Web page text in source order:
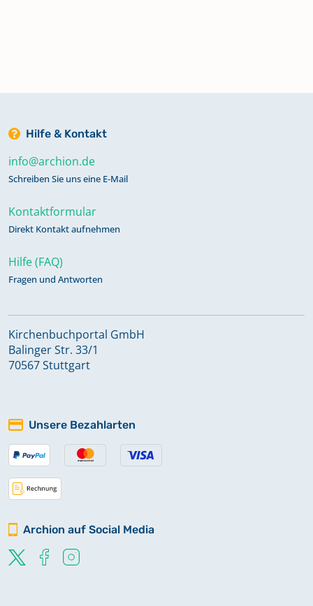
Ueffeln
Vörden
Hilfe & Kontakt
info@archion.de
Schreiben Sie uns eine E-Mail
Kontaktformular
Direkt Kontakt aufnehmen
Hilfe (FAQ)
Fragen und Antworten
Kirchenbuchportal GmbH
Balinger Str. 33/1
70567 Stuttgart
Unsere Bezahlarten
Archion auf Social Media